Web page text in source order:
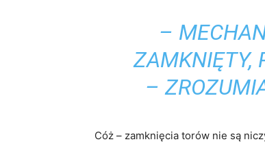
–
ZAMKNIĘTY,
–
Cóż – zamknięcia torów nie są